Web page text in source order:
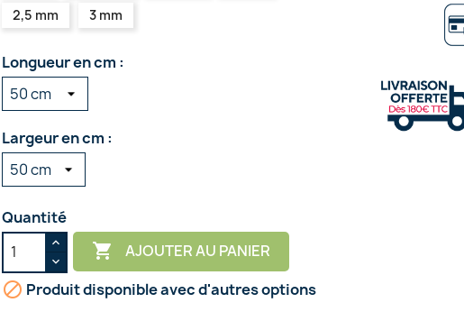
2,5 mm
3 mm
Longueur en cm :
Largeur en cm :
Quantité
 AJOUTER AU PANIER
 Produit disponible avec d'autres options